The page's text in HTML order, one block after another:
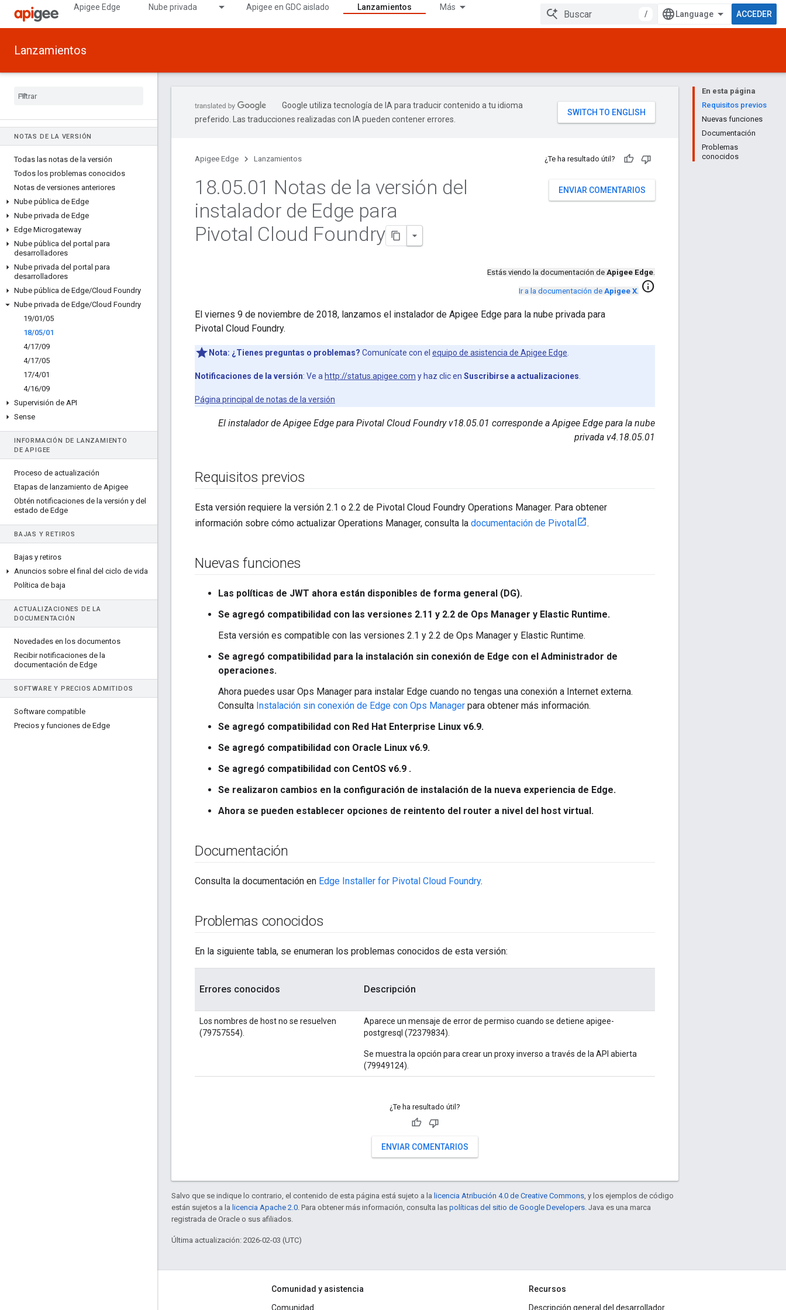
Apigee Edge Nube privada Apigee en GDC aislado Lanzamientos Más
/ ACCEDER
Lanzamientos
NOTAS DE LA VERSIÓN
Todas las notas de la versión
Todos los problemas conocidos
Notas de versiones anteriores
Nube pública de Edge
Nube privada de Edge
Edge Microgateway
Nube pública del portal para
desarrolladores
Nube privada del portal para
desarrolladores
Nube pública de Edge/Cloud Foundry
Nube privada de Edge/Cloud Foundry
19/01/05
18/05/01
4/17/09
4/17/05
17/4/01
4/16/09
Supervisión de API
Sense
INFORMACIÓN DE LANZAMIENTO
DE APIGEE
Proceso de actualización
Etapas de lanzamiento de Apigee
Obtén notificaciones de la versión y del
estado de Edge
BAJAS Y RETIROS
Bajas y retiros
Anuncios sobre el final del ciclo de vida
Política de baja
ACTUALIZACIONES DE LA
DOCUMENTACIÓN
Novedades en los documentos
Recibir notificaciones de la
documentación de Edge
SOFTWARE Y PRECIOS ADMITIDOS
Software compatible
Precios y funciones de Edge
En esta página
Requisitos previos
Nuevas funciones
Documentación
Problemas
conocidos
Google utiliza tecnología de IA para traducir contenido a tu idioma
preferido. Las traducciones realizadas con IA pueden contener errores.
Apigee Edge Lanzamientos ¿Te ha resultado útil?
ENVIAR COMENTARIOS
18.05.01 Notas de la versión del
instalador de Edge para
Pivotal Cloud Foundry
Estás viendo la documentación de Apigee Edge.
Ir a la documentación de Apigee X. info
El viernes 9 de noviembre de 2018, lanzamos el instalador de Apigee Edge para la nube privada para
Pivotal Cloud Foundry.
Nota: ¿Tienes preguntas o problemas? Comunícate con el equipo de asistencia de Apigee Edge
Notificaciones de la versión: Ve a http://status.apigee.com y haz clic en Suscribirse a actualizaciones
Página principal de notas de la versión
El instalador de Apigee Edge para Pivotal Cloud Foundry v18.05.01 corresponde a Apigee Edge para la nube
privada v4.18.05.01
Requisitos previos
Esta versión requiere la versión 2.1 o 2.2 de Pivotal Cloud Foundry Operations Manager. Para obtener
información sobre cómo actualizar Operations Manager, consulta la documentación de Pivotal .
Nuevas funciones
Las políticas de JWT ahora están disponibles de forma general (DG).
Se agregó compatibilidad con las versiones 2.11 y 2.2 de Ops Manager y Elastic Runtime.
Esta versión es compatible con las versiones 2.1 y 2.2 de Ops Manager y Elastic Runtime.
Se agregó compatibilidad para la instalación sin conexión de Edge con el Administrador de
operaciones.
Ahora puedes usar Ops Manager para instalar Edge cuando no tengas una conexión a Internet externa.
Consulta Instalación sin conexión de Edge con Ops Manager para obtener más información.
Se agregó compatibilidad con Red Hat Enterprise Linux v6.9.
Se agregó compatibilidad con Oracle Linux v6.9.
Se agregó compatibilidad con CentOS v6.9 .
Se realizaron cambios en la configuración de instalación de la nueva experiencia de Edge.
Ahora se pueden establecer opciones de reintento del router a nivel del host virtual.
Documentación
Consulta la documentación en Edge Installer for Pivotal Cloud Foundry.
Problemas conocidos
En la siguiente tabla, se enumeran los problemas conocidos de esta versión:
Errores conocidos Descripción
Los nombres de host no se resuelven
(79757554).
Aparece un mensaje de error de permiso cuando se detiene apigee-
postgresql (72379834).
Se muestra la opción para crear un proxy inverso a través de la API abierta
(79949124).
¿Te ha resultado útil?
ENVIAR COMENTARIOS
Salvo que se indique lo contrario, el contenido de esta página está sujeto a la licencia Atribución 4.0 de Creative Commons, y los ejemplos de código
están sujetos a la licencia Apache 2.0. Para obtener más información, consulta las políticas del sitio de Google Developers. Java es una marca
registrada de Oracle o sus afiliados.
Última actualización: 2026-02-03 (UTC)
Comunidad y asistencia
Comunidad
Recursos
Descripción general del desarrollador